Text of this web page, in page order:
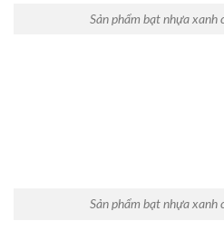
Sản phẩm bạt nhựa
Sản phẩm bạt nhựa